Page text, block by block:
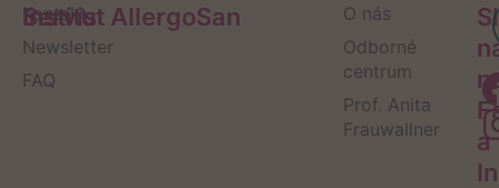
Servis
Kontakt
Newsletter
FAQ
Institut AllergoSan
O nás
Odborné
centrum
Prof. Anita
Frauwallner
a